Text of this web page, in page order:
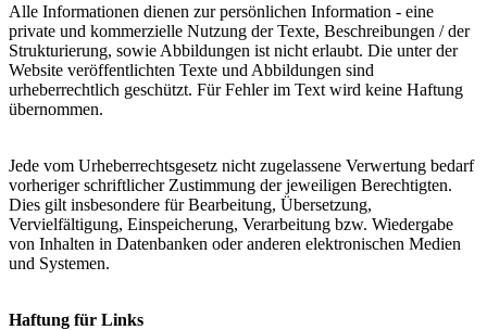
Alle Informationen dienen zur persönlichen Information - eine
private und kommerzielle Nutzung der Texte, Beschreibungen / der
Strukturierung, sowie Abbildungen ist nicht erlaubt. Die unter der
Website veröffentlichten Texte und Abbildungen sind
urheberrechtlich geschützt. Für Fehler im Text wird keine Haftung
übernommen.
Jede vom Urheberrechtsgesetz nicht zugelassene Verwertung bedarf
vorheriger schriftlicher Zustimmung der jeweiligen Berechtigten.
Dies gilt insbesondere für Bearbeitung, Übersetzung,
Vervielfältigung, Einspeicherung, Verarbeitung bzw. Wiedergabe
von Inhalten in Datenbanken oder anderen elektronischen Medien
und Systemen.
Haftung für Links